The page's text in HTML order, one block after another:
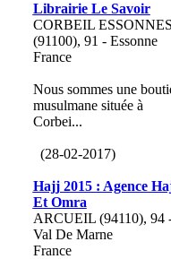
Librairie Le Savoir
CORBEIL ESSONNES
(91100), 91 - Essonne
France
Nous sommes une
musulmane située à
Corbei...
(28-02-2017)
Hajj 2015 : Agence
Et Omra
ARCUEIL (94110), 94
Val De Marne
France